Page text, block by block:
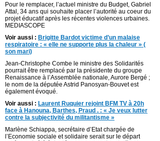
Pour le remplacer, l’actuel ministre du Budget, Gabriel
Attal, 34 ans qui souhaite placer l’autorité au coeur du
projet éducatif après les récentes violences urbaines.
MEDIASCOPE
Voir aussi : Brigitte Bardot victime d’un malaise
respiratoire : « elle ne supporte plus la chaleur » (
son mari)
Jean-Christophe Combe le ministre des Solidarités
pourrait être remplacé par la présidente du groupe
Renaissance à l’Assemblée nationale, Aurore Bergé ;
le nom de la députée Astrid Panosyan-Bouvet est
également évoqué.
Voir aussi : Laurent Ruquier rejoint BFM TV à 20h
face à Hanouna, Barthes, Praud . : « Je veux lutter
contre la subjectivité du militantisme »
Marlène Schiappa, secrétaire d’Etat chargée de
l’Economie sociale et solidaire serait sur le départ